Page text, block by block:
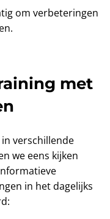
om verbeteringen
met
verschillende
we eens kijken
in het dagelijks